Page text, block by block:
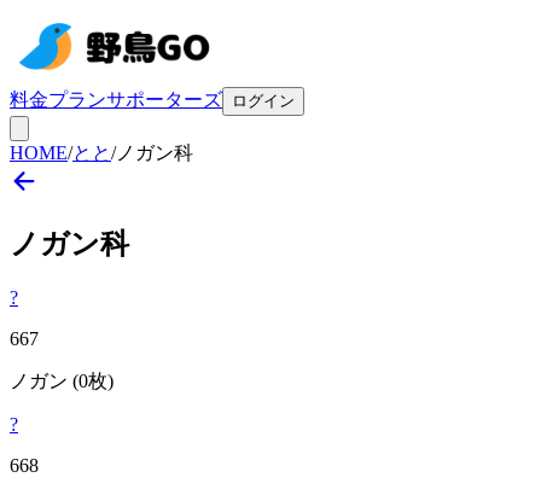
料金プランサポーターズ ログイン
HOME/とと/ノガン科
ノガン科
?
667
ノガン (0枚)
?
668